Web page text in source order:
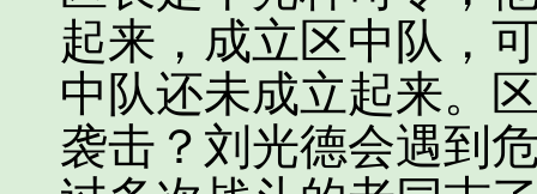
起来，成立区中队，
中队还未成立起来。
袭击？刘光德会遇到